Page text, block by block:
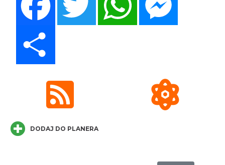
2026-08-23
DODAJ DO PLANERA